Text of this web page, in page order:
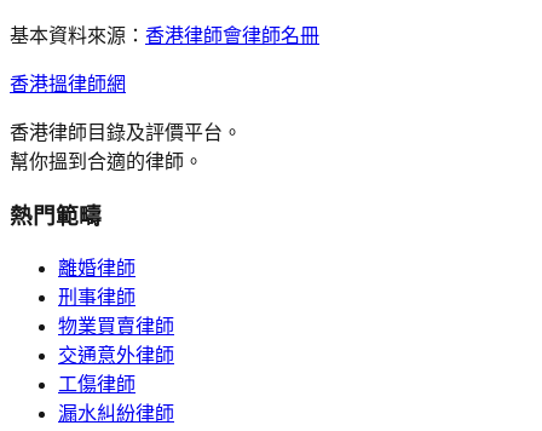
基本資料來源： 香港律師會律師名冊
香港搵律師網
香港律師目錄及評價平台。
幫你搵到合適的律師。
熱門範疇
離婚律師
刑事律師
物業買賣律師
交通意外律師
工傷律師
漏水糾紛律師